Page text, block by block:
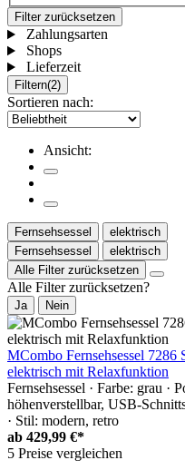
Filter zurücksetzen
Zahlungsarten
Shops
Lieferzeit
Filtern(2)
Sortieren nach:
Ansicht:
Fernsehsessel
elektrisch
Fernsehsessel
elektrisch
Alle Filter zurücksetzen
Alle Filter zurücksetzen?
Ja Nein
MCombo Fernsehsessel
elektrisch mit Relaxfunktion
Fernsehsessel · Farbe: grau ·
höhenverstellbar, USB-
· Stil: modern, retro
ab 429,99 €*
5 Preise vergleichen